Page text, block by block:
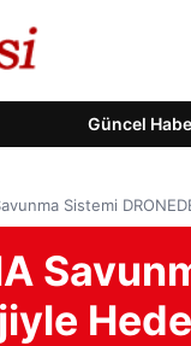
Güncel
Sistemi